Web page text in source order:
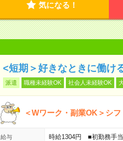
気になる！
<短期＞好きなときに働け
派遣 職種未経験OK 社会人未経験OK
＜Wワーク・副業OK＞シ
給与 時給1304円 ■初勤務手